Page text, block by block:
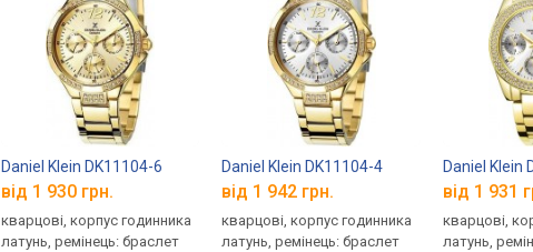
Daniel Klein DK11104-6
від 1 930 грн.
кварцові, корпус годинника
латунь, ремінець: браслет
Daniel Klein DK11104-4
від 1 942 грн.
кварцові, корпус годинника
латунь, ремінець: браслет
Daniel Klein
від 1 931
кварцові,
латунь,